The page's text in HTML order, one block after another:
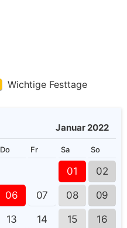
Wichtige Festtage
Januar 2022
Do Fr Sa So
01 02
06 07 08 09
13 14 15 16